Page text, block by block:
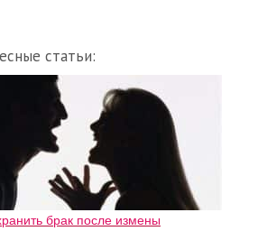
статьи:
брак после измены